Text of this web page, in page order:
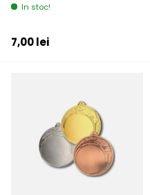
In stoc!
Pret initial
7,00 lei